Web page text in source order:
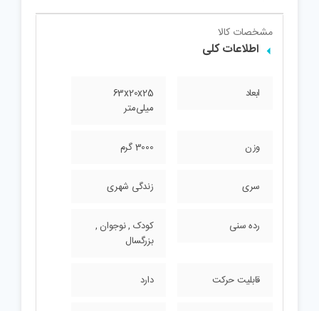
مشخصات کالا
اطلاعات کلی
ابعاد
63x20x25
میلی‌متر
وزن 3000 گرم
سری زندگی شهری
رده سنی
کودک , نوجوان ,
بزرگسال
قابلیت حرکت دارد